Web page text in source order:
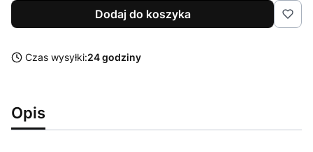
Dodaj do koszyka
Czas wysyłki:24 godziny
Opis